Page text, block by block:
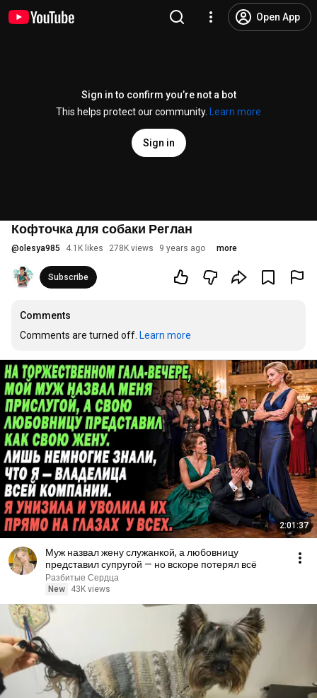
Open App
Sign in to confirm you’re not a bot
This helps protect our community.
Learn more
Sign in
Кофточка для собаки Реглан
@olesya985 4.1K likes 278K views 9 years ago more
Subscribe
Comments
Comments are turned off. Learn more
2:01:37
Муж назвал жену служанкой, а любовницу
представил супругой — но вскоре потерял всё
Разбитые Сердца
New
43K views